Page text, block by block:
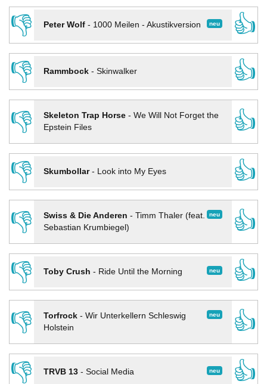
👎
neu
Peter Wolf- 1000 Meilen - Akustikversion
👍
👎
Rammbock- Skinwalker
👍
👎
Skeleton Trap Horse- We Will Not Forget the
Epstein Files
👍
👎
Skumbollar- Look into My Eyes
👍
👎
neu
Swiss & Die Anderen - Timm Thaler (feat.
Sebastian Krumbiegel)
👍
👎
neu
Toby Crush - Ride Until the Morning
👍
👎
neu
Torfrock- Wir Unterkellern Schleswig
Holstein
👍
👎
neu
TRVB 13- Social Media
👍